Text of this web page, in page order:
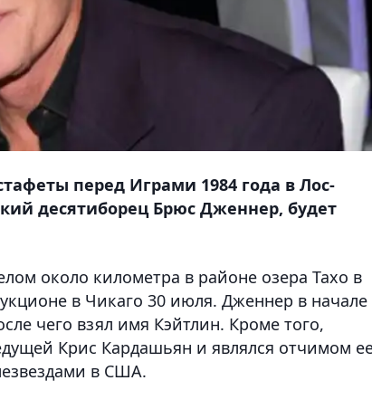
перед Играми 1984 года в Лос-
десятиборец Брюс Дженнер, будет
около километра в районе озера Тахо в
в Чикаго 30 июля. Дженнер в начале
чего взял имя Кэйтлин. Кроме того,
Крис Кардашьян и являлся отчимом
в США.